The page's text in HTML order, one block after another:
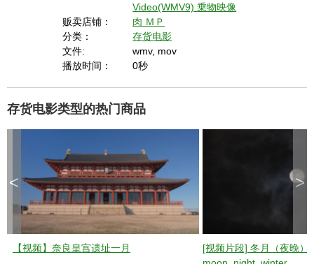
Video(WMV9)乗物映像
贩卖店铺：
肉 ＭＰ
分类：
存货电影
文件:
wmv, mov
播放时间：
0秒
存货电影类型的热门商品
【视频】奈良皇宫遗址一月
[视频片段] 冬月（夜晚）
< >